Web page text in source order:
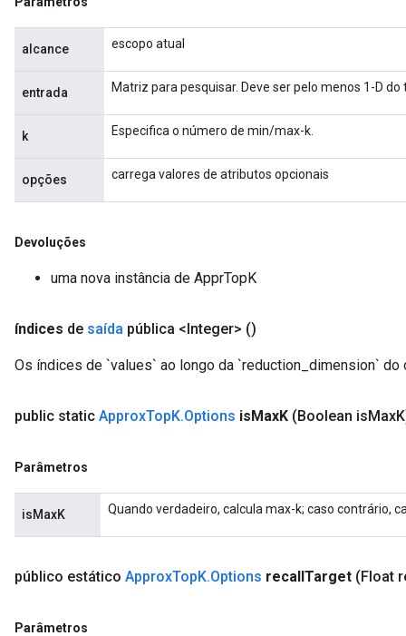
alcance escopo atual
entrada Matriz para pesquisar. Deve ser pelo menos 1-D
k Especifica o número de min/max-k.
opções carrega valores de atributos opcionais
Devoluções
uma nova instância de ApprTopK
índices de saída pública <Integer> ()
Os índices de `values` ao longo da `reduction_dimension` do
public static ApproxTopK.Options isMaxK (Boolean isMax
Parâmetros
isMaxK Quando verdadeiro, calcula max-k; caso contrário,
público estático ApproxTopK.Options recallTarget (Float
Parâmetros